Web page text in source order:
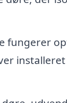
fungerer